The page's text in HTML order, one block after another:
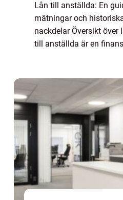
Lån till anställda: En
mätningar och
nackdelar Översikt
till anställda är en